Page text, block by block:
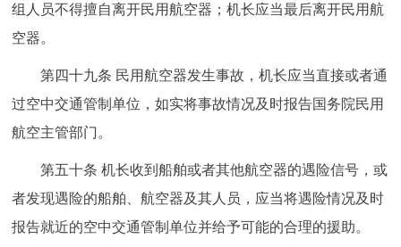
组人员不得擅自离开民用航空器；机长应当最后离开民用航
空器。
第四十九条 民用航空器发生事故，机长应当直接或者通
过空中交通管制单位，如实将事故情况及时报告国务院民用
航空主管部门。
第五十条 机长收到船舶或者其他航空器的遇险信号，或
者发现遇险的船舶、航空器及其人员，应当将遇险情况及时
报告就近的空中交通管制单位并给予可能的合理的援助。